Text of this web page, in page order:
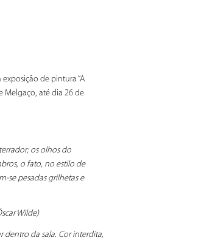
de pintura “A
Melgaço, até dia 26 de
os olhos do
o fato, no estilo de
se pesadas grilhetas e
Wilde)
dentro da sala. Cor interdita,